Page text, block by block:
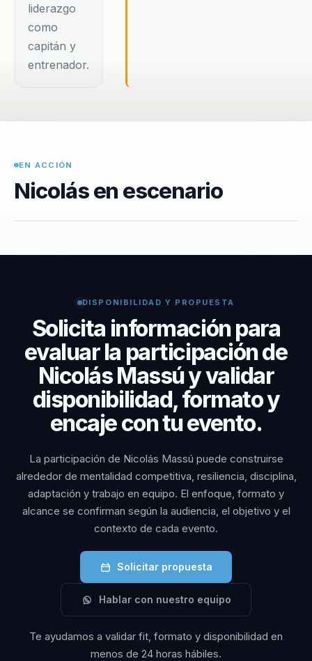
liderazgo
como
capitán y
entrenador.
EN ACCIÓN
Nicolás en escenario
DISPONIBILIDAD Y PROPUESTA
Solicita información para
evaluar la participación de
Nicolás Massú y validar
disponibilidad, formato y
encaje con tu evento.
La participación de Nicolás Massú puede construirse
alrededor de mentalidad competitiva, resiliencia, disciplina,
adaptación y trabajo en equipo. El enfoque, formato y
alcance se confirman según la audiencia, el objetivo y el
contexto de cada evento.
Solicitar propuesta
Hablar con nuestro equipo
Te ayudamos a validar fit, formato y disponibilidad en
menos de 24 horas hábiles.